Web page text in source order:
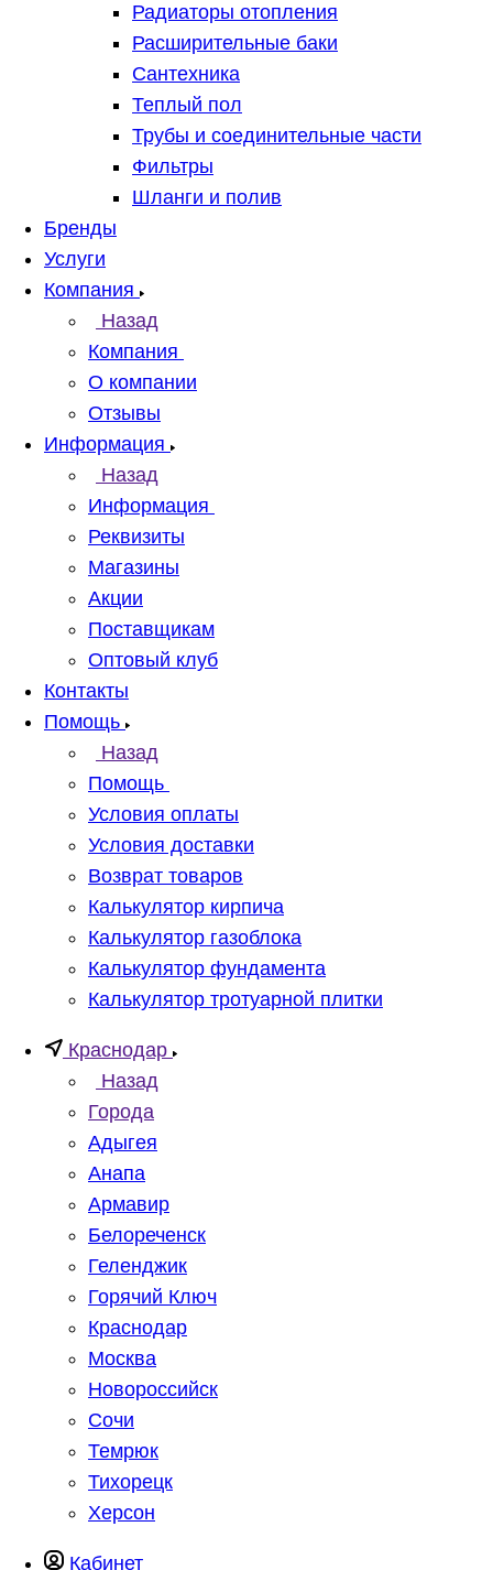
Радиаторы отопления
Расширительные баки
Сантехника
Теплый пол
Трубы и соединительные части
Фильтры
Шланги и полив
Бренды
Услуги
Компания
Назад
Компания
О компании
Отзывы
Информация
Назад
Информация
Реквизиты
Магазины
Акции
Поставщикам
Оптовый клуб
Контакты
Помощь
Назад
Помощь
Условия оплаты
Условия доставки
Возврат товаров
Калькулятор кирпича
Калькулятор газоблока
Калькулятор фундамента
Калькулятор тротуарной плитки
Краснодар
Назад
Города
Адыгея
Анапа
Армавир
Белореченск
Геленджик
Горячий Ключ
Краснодар
Москва
Новороссийск
Сочи
Темрюк
Тихорецк
Херсон
Кабинет